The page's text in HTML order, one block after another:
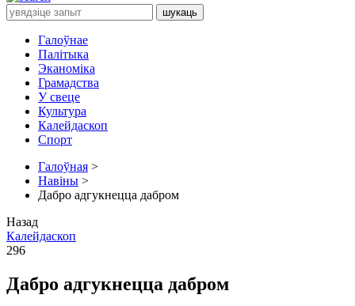
Галоўнае
Палітыка
Эканоміка
Грамадства
У свеце
Культура
Калейдаскоп
Спорт
Галоўная >
Навіны >
Дабро адгукнецца дабром
Назад
Калейдаскоп
296
Дабро адгукнецца дабром